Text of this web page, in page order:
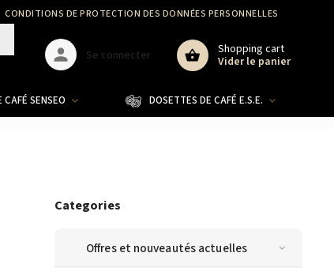
CONDITIONS DE PROTECTION DES DONNÉES PERSONNELLES
Shopping cart
Vider le panier
Se connecter
SENSEO DOSETTES DE CAFÉ E.S.E.
Categories
Offres et nouveautés actuelles